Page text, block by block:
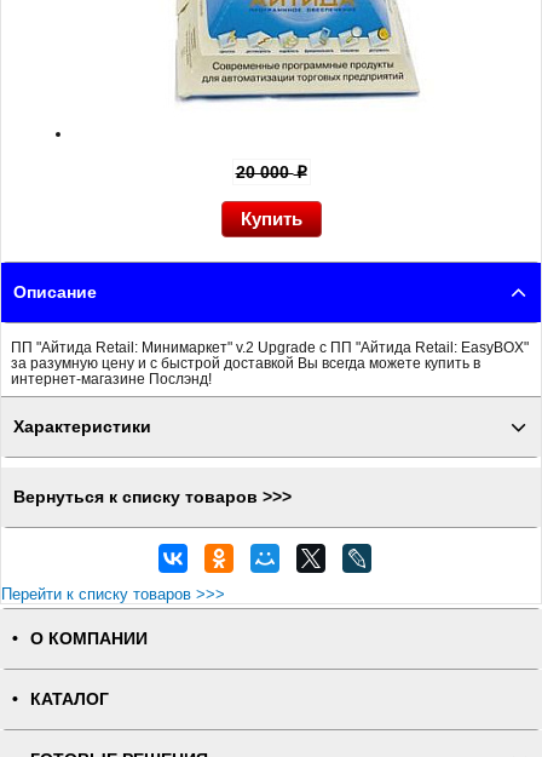
20 000p
Описание
ПП "Айтида Retail: Минимаркет" v.2 Upgrade с ПП "Айтида Retail: EasyBOX"
за разумную цену и с быстрой доставкой Вы всегда можете купить в
интернет-магазине Послэнд!
Характеристики
Вернуться к списку товаров >>>
Перейти к списку товаров >>>
О КОМПАНИИ
КАТАЛОГ